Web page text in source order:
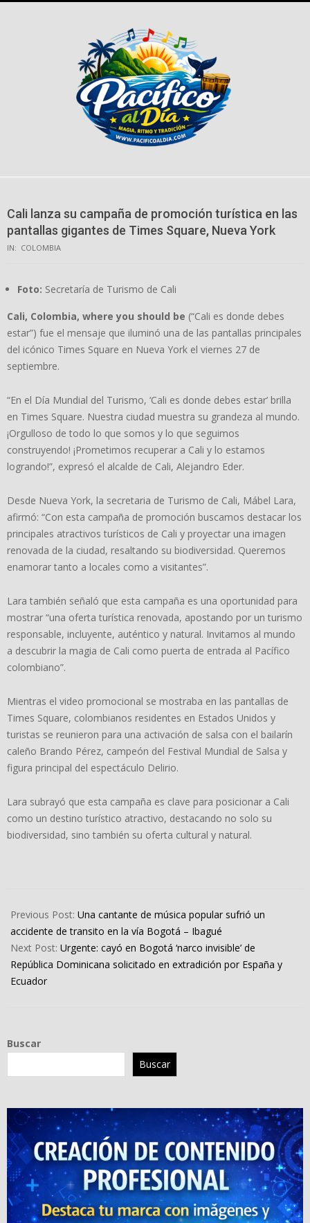
Cali lanza su campaña de promoción turística en las
pantallas gigantes de Times Square, Nueva York
IN: COLOMBIA
Foto: Secretaría de Turismo de Cali
Cali, Colombia, where you should be (“Cali es donde debes
estar”) fue el mensaje que iluminó una de las pantallas principales
del icónico Times Square en Nueva York el viernes 27 de
septiembre.
“En el Día Mundial del Turismo, ‘Cali es donde debes estar’ brilla
en Times Square. Nuestra ciudad muestra su grandeza al mundo.
¡Orgulloso de todo lo que somos y lo que seguimos
construyendo! ¡Prometimos recuperar a Cali y lo estamos
logrando!”, expresó el alcalde de Cali, Alejandro Eder.
Desde Nueva York, la secretaria de Turismo de Cali, Mábel Lara,
afirmó: “Con esta campaña de promoción buscamos destacar los
principales atractivos turísticos de Cali y proyectar una imagen
renovada de la ciudad, resaltando su biodiversidad. Queremos
enamorar tanto a locales como a visitantes”.
Lara también señaló que esta campaña es una oportunidad para
mostrar “una oferta turística renovada, apostando por un turismo
responsable, incluyente, auténtico y natural. Invitamos al mundo
a descubrir la magia de Cali como puerta de entrada al Pacífico
colombiano”.
Mientras el video promocional se mostraba en las pantallas de
Times Square, colombianos residentes en Estados Unidos y
turistas se reunieron para una activación de salsa con el bailarín
caleño Brando Pérez, campeón del Festival Mundial de Salsa y
figura principal del espectáculo Delirio.
Lara subrayó que esta campaña es clave para posicionar a Cali
como un destino turístico atractivo, destacando no solo su
biodiversidad, sino también su oferta cultural y natural.
09-
28
Previous Post: Una cantante de música popular sufrió un
accidente de transito en la vía Bogotá – Ibagué
Next Post: Urgente: cayó en Bogotá ‘narco invisible’ de
República Dominicana solicitado en extradición por España y
Ecuador
Buscar
Buscar